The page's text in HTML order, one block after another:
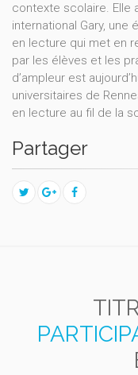
contexte scolaire. Elle
international Gary, une
en lecture qui met en
par les élèves et les
d’ampleur est
universitaires de
en lecture au fil de la
Partager